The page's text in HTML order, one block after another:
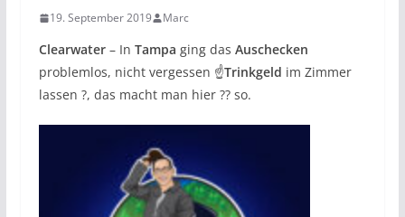
19. September 2019 Marc
Clearwater– In Tampa ging das Auschecken
problemlos, nicht vergessen ☝Trinkgeld im Zimmer
lassen ?, das macht man hier ?? so.